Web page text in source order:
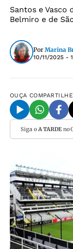
Santos e Vasco
Belmiro e de
Por Marina
10/11/2025 -
OUÇA COMPARTILHE
Siga o A TARDEno